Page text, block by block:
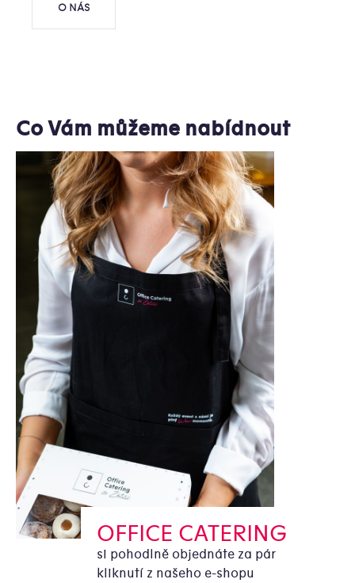
O NÁS
Co Vám můžeme nabídnout
OFFICE CATERING
si pohodlně objednáte za pár
kliknutí z našeho e-shopu